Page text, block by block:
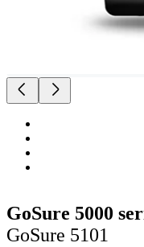
GoSure 5000
GoSure 5101